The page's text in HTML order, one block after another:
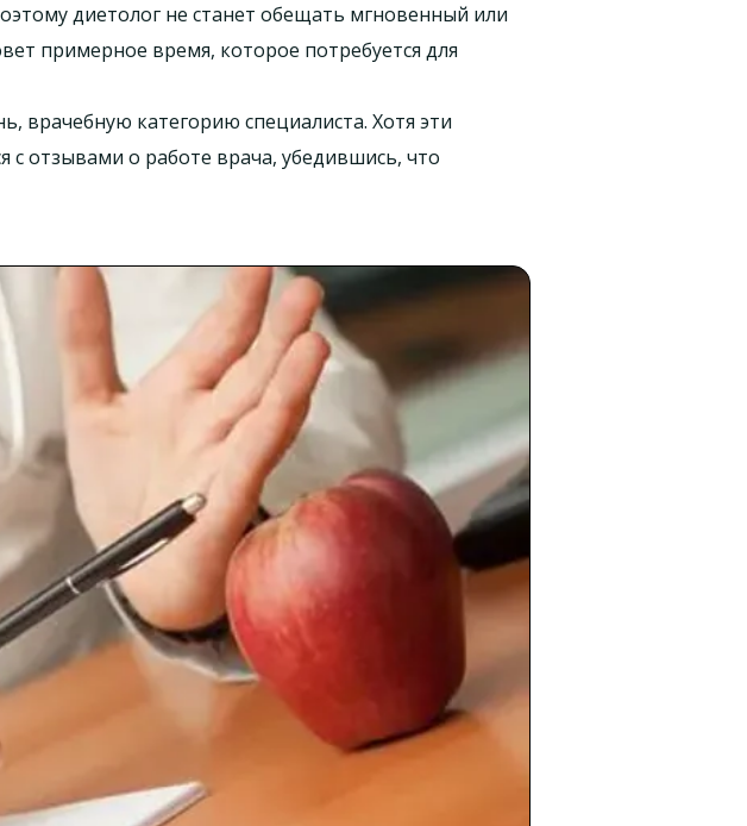
диетолог не станет обещать мгновенный или
примерное время, которое потребуется для
врачебную категорию специалиста. Хотя эти
отзывами о работе врача, убедившись, что